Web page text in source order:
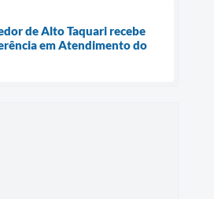
de Alto Taquari recebe
em Atendimento do